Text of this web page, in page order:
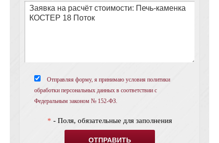
Отправляя форму, я принимаю условия политики
обработки персональных данных в соответствии с
Федеральным законом № 152-ФЗ.
* - Поля, обязательные для заполнения